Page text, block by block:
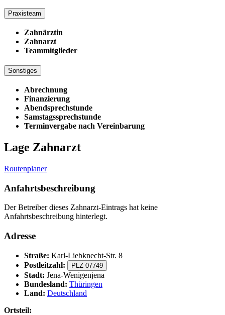
Praxisteam
Zahnärztin
Zahnarzt
Teammitglieder
Sonstiges
Abrechnung
Finanzierung
Abendsprechstunde
Samstagssprechstunde
Terminvergabe nach Vereinbarung
Lage Zahnarzt
Routenplaner
Anfahrtsbeschreibung
Der Betreiber dieses Zahnarzt-Eintrags hat keine
Anfahrtsbeschreibung hinterlegt.
Adresse
Straße: Karl-Liebknecht-Str. 8
Postleitzahl:
PLZ 07749
Stadt: Jena-Wenigenjena
Bundesland: Thüringen
Land: Deutschland
Ortsteil: